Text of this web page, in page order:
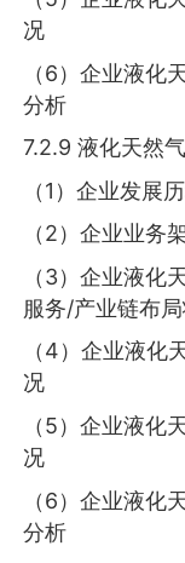
况
（6）企业液化
分析
7.2.9 液化天然
（1）企业发展
（2）企业业务
（3）企业液化
服务/产业链布
（4）企业液化
况
（5）企业液化
况
（6）企业液化
分析